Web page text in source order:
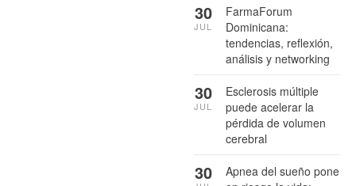
FarmaForum
Dominicana:
tendencias, reflexión,
análisis y networking
30
JUL
Esclerosis múltiple
puede acelerar la
pérdida de volumen
cerebral
30
JUL
Apnea del sueño pone
30